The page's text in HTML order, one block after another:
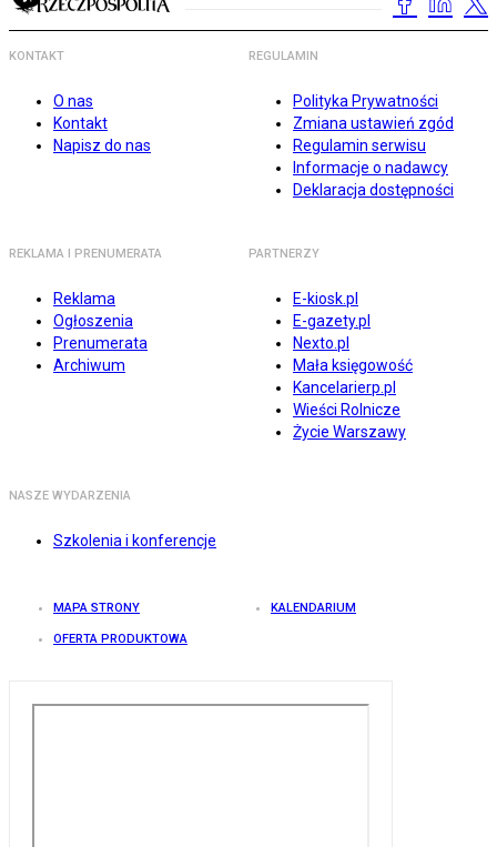
KONTAKT
O nas
Kontakt
Napisz do nas
REGULAMIN
Polityka Prywatności
Zmiana ustawień zgód
Regulamin serwisu
Informacje o nadawcy
Deklaracja dostępności
REKLAMA I PRENUMERATA
Reklama
Ogłoszenia
Prenumerata
Archiwum
PARTNERZY
E-kiosk.pl
E-gazety.pl
Nexto.pl
Mała księgowość
Kancelarierp.pl
Wieści Rolnicze
Życie Warszawy
NASZE WYDARZENIA
Szkolenia i konferencje
MAPA STRONY KALENDARIUM
OFERTA PRODUKTOWA